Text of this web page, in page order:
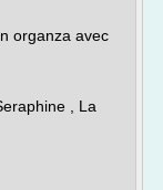
organza avec
, La